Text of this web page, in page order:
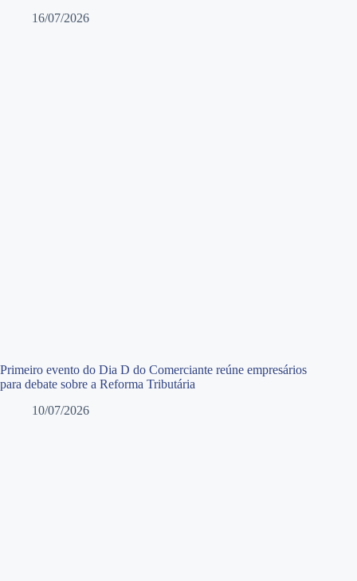
16/07/2026
Primeiro evento do Dia D do Comerciante reúne empresários
para debate sobre a Reforma Tributária
10/07/2026